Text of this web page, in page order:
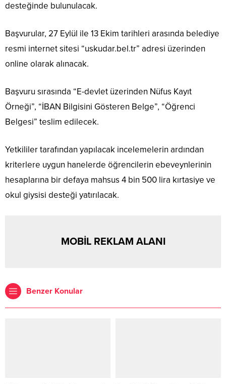
desteğinde bulunulacak.
Başvurular, 27 Eylül ile 13 Ekim tarihleri arasında belediye
resmi internet sitesi “uskudar.bel.tr” adresi üzerinden
online olarak alınacak.
Başvuru sırasında “E-devlet üzerinden Nüfus Kayıt
Örneği”, “İBAN Bilgisini Gösteren Belge”, “Öğrenci
Belgesi” teslim edilecek.
Yetkililer tarafından yapılacak incelemelerin ardından
kriterlere uygun hanelerde öğrencilerin ebeveynlerinin
hesaplarına bir defaya mahsus 4 bin 500 lira kırtasiye ve
okul giysisi desteği yatırılacak.
MOBİL REKLAM ALANI
Benzer Konular